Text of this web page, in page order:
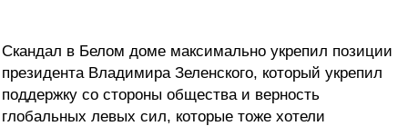
Скандал в Белом доме максимально укрепил позиции
президента Владимира Зеленского, который укрепил
поддержку со стороны общества и верность
глобальных левых сил, которые тоже хотели